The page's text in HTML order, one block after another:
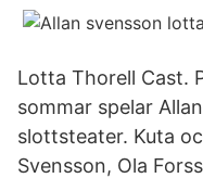
Lotta Thorell Cast.
sommar spelar
slottsteater. Kuta
Svensson, Ola